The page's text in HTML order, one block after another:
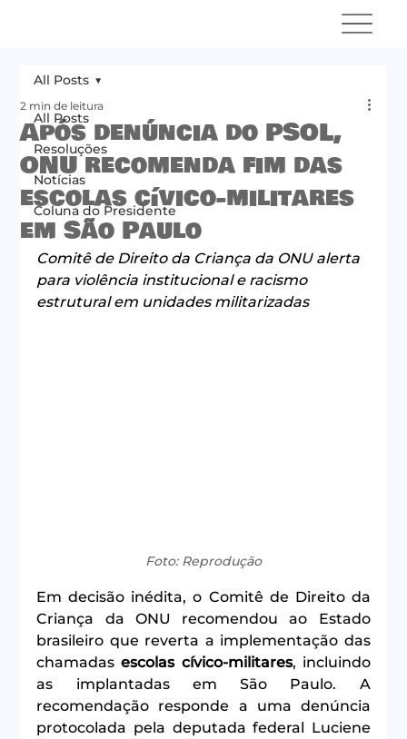
All Posts
Resoluções
Notícias
Coluna do Presidente
All Posts
Após denúncia do PSOL,
ONU recomenda fim das
escolas cívico‑militares
em São Paulo
2 min de leitura
Comitê de Direito da Criança da ONU alerta
para violência institucional e racismo
estrutural em unidades militarizadas
Foto: Reprodução
Em decisão inédita, o Comitê de Direito da
Criança da ONU recomendou ao Estado
brasileiro que reverta a implementação das
chamadas escolas cívico‑militares, incluindo
as implantadas em São Paulo. A
recomendação responde a uma denúncia
protocolada pela deputada federal Luciene